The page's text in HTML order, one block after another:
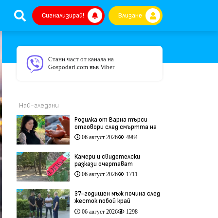
Сигнализирай! Влизане
Стани част от канала на
Gospodari.com във Viber
Най-гледани
Родилка от Варна търси
отговори след смъртта на
бебето ѝ дни преди секцио
(видео)
06 август 2026 4984
Камери и свидетелски
разкази очертават
хронологията на фаталния
побой край Младежкия хълм
06 август 2026 1711
37-годишен мъж почина след
жесток побой край
Младежкия хълм в Пловдив
(видео)
06 август 2026 1298